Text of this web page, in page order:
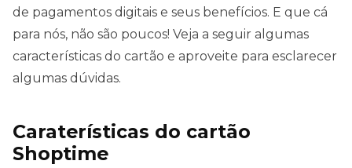
de pagamentos digitais e seus benefícios. E que cá
para nós, não são poucos! Veja a seguir algumas
características do cartão e aproveite para esclarecer
algumas dúvidas.
Caraterísticas do cartão
Shoptime